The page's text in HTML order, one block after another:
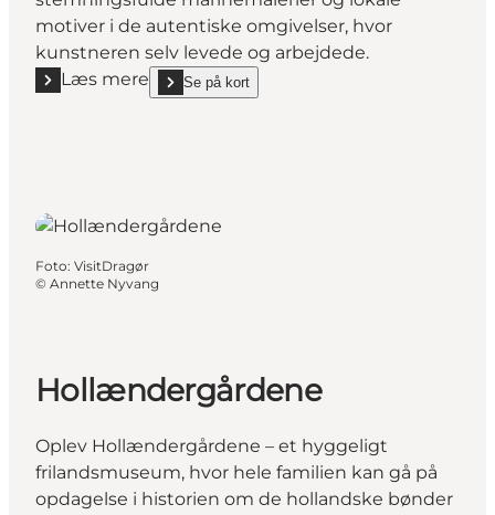
motiver i de autentiske omgivelser, hvor
kunstneren selv levede og arbejdede.
Læs mere
Læs mere "Mølsteds Atelier"
Se på kort
show Mølsteds Atelier on_map
Foto: VisitDragør
© Annette Nyvang
Hollændergårdene
Oplev Hollændergårdene – et hyggeligt
frilandsmuseum, hvor hele familien kan gå på
opdagelse i historien om de hollandske bønder